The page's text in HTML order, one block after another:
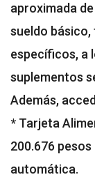
aproximada
sueldo
específicos, a
suplementos
Además,
* Tarjeta
200.676
automática.